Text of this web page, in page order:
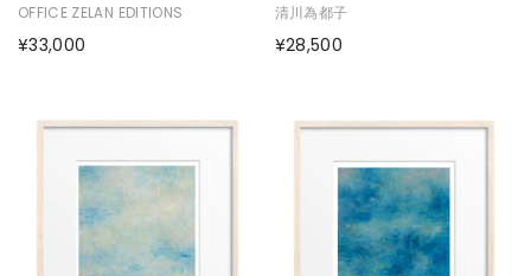
OFFICE ZELAN EDITIONS
¥33,000
清川為都子
¥28,500